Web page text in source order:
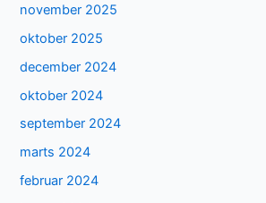
november 2025
oktober 2025
december 2024
oktober 2024
september 2024
marts 2024
februar 2024